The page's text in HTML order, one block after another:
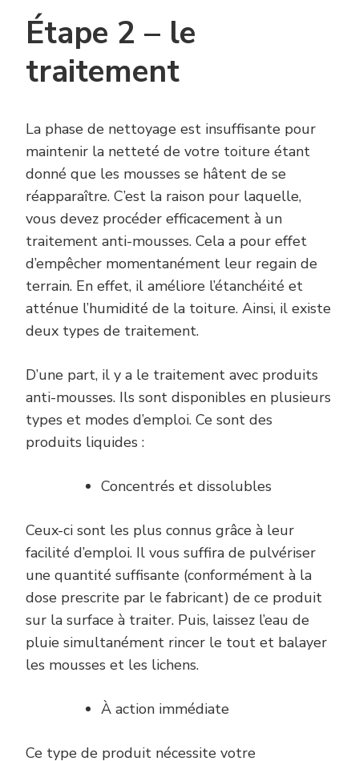
Étape 2 – le
traitement
La phase de nettoyage est insuffisante pour
maintenir la netteté de votre toiture étant
donné que les mousses se hâtent de se
réapparaître. C’est la raison pour laquelle,
vous devez procéder efficacement à un
traitement anti-mousses. Cela a pour effet
d’empêcher momentanément leur regain de
terrain. En effet, il améliore l’étanchéité et
atténue l’humidité de la toiture. Ainsi, il existe
deux types de traitement.
D’une part, il y a le traitement avec produits
anti-mousses. Ils sont disponibles en plusieurs
types et modes d’emploi. Ce sont des
produits liquides :
Concentrés et dissolubles
Ceux-ci sont les plus connus grâce à leur
facilité d’emploi. Il vous suffira de pulvériser
une quantité suffisante (conformément à la
dose prescrite par le fabricant) de ce produit
sur la surface à traiter. Puis, laissez l’eau de
pluie simultanément rincer le tout et balayer
les mousses et les lichens.
À action immédiate
Ce type de produit nécessite votre